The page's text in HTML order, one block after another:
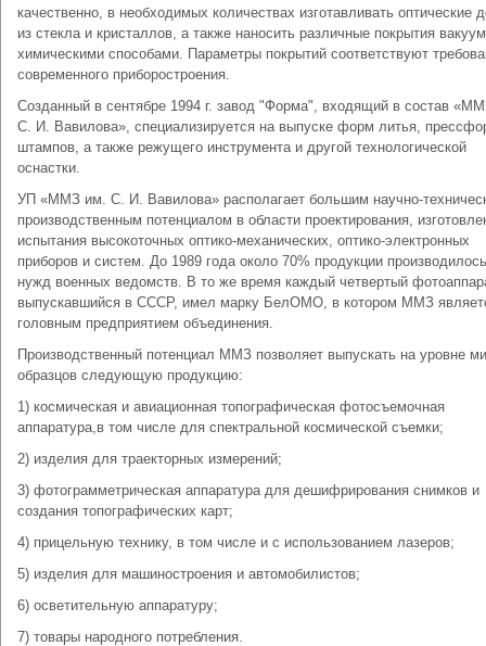
качественно, в необходимых количествах изготавливать оптические
из стекла и кристаллов, а также наносить различные покрытия
химическими способами. Параметры покрытий соответствуют
современного приборостроения.
Созданный в сентябре 1994 г. завод "Форма", входящий в состав
С. И. Вавилова», специализируется на выпуске форм литья,
штампов, а также режущего инструмента и другой технологической
оснастки.
УП «ММЗ им. С. И. Вавилова» располагает большим научно-
производственным потенциалом в области проектирования,
испытания высокоточных оптико-механических, оптико-электронных
приборов и систем. До 1989 года около 70% продукции
нужд военных ведомств. В то же время каждый четвертый
выпускавшийся в СССР, имел марку БелОМО, в котором ММЗ
головным предприятием объединения.
Производственный потенциал ММЗ позволяет выпускать на уровне
образцов следующую продукцию:
1) космическая и авиационная топографическая фотосъемочная
аппаратура,в том числе для спектральной космической съемки;
2) изделия для траекторных измерений;
3) фотограмметрическая аппаратура для дешифрирования снимков и
создания топографических карт;
4) прицельную технику, в том числе и с использованием лазеров;
5) изделия для машиностроения и автомобилистов;
6) осветительную аппаратуру;
7) товары народного потребления.